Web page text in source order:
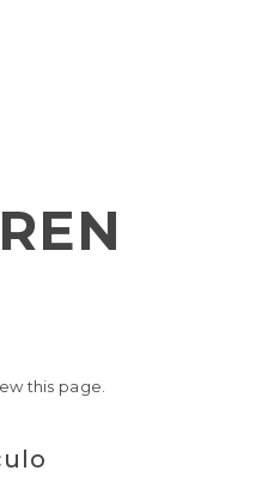
this page.